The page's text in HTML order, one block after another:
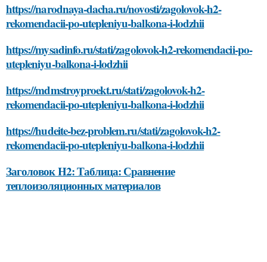
https://narodnaya-dacha.ru/novosti/zagolovok-h2-
rekomendacii-po-utepleniyu-balkona-i-lodzhii
https://mysadinfo.ru/stati/zagolovok-h2-rekomendacii-po-
utepleniyu-balkona-i-lodzhii
https://mdmstroyproekt.ru/stati/zagolovok-h2-
rekomendacii-po-utepleniyu-balkona-i-lodzhii
https://hudeite-bez-problem.ru/stati/zagolovok-h2-
rekomendacii-po-utepleniyu-balkona-i-lodzhii
Заголовок H2: Таблица: Сравнение
теплоизоляционных материалов